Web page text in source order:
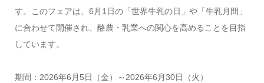
す。このフェアは、6月1日の「世界牛乳の日」や「牛乳月間」
に合わせて開催され、酪農・乳業への関心を高めることを目指
しています。
期間：2026年6月5日（金）～2026年6月30日（火）